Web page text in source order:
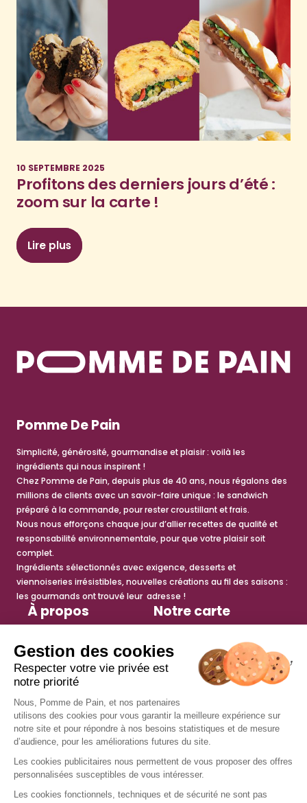
10 SEPTEMBRE 2025
Profitons des derniers jours d’été :
zoom sur la carte !
Lire plus: Profitons des derniers jours d’été : zoom sur
Pomme De Pain
Simplicité, générosité, gourmandise et plaisir : voilà les
ingrédients qui nous inspirent !
Chez Pomme de Pain, depuis plus de 40 ans, nous régalons des
millions de clients avec un savoir-faire unique : le sandwich
préparé à la commande, pour rester croustillant et frais.
Nous nous efforçons chaque jour d’allier recettes de qualité et
responsabilité environnementale, pour que votre plaisir soit
complet.
Ingrédients sélectionnés avec exigence, desserts et
viennoiseries irrésistibles, nouvelles créations au fil des saisons :
les gourmands ont trouvé leur adresse !
À propos
Engagements
Espace presse
Actualités
Tips recettes
anti-gaspi
Notre carte
Salades
Petite faim
Viennoiseries
Boissons chaudes
Boissons fraîches
Services
Trouver un restaurant
Fidélité
Offre de groupe
Nous contacter
Nous rejoindre
Offres d’emploi
Devenir franchisé